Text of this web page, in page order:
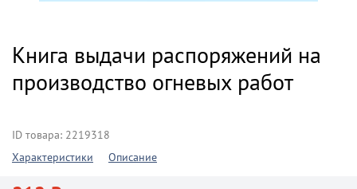
Книга выдачи распоряжений на
производство огневых работ
ID товара: 2219318
Характеристики
Описание